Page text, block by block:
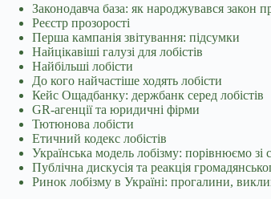
Законодавча база: як народжувався закон
Реєстр прозорості
Перша кампанія звітування: підсумки
Найцікавіші галузі для лобістів
Найбільші лобісти
До кого найчастіше ходять лобісти
Кейс Ощадбанку: держбанк серед лобістів
GR-агенції та юридичні фірми
Тютюнова лобісти
Етичний кодекс лобістів
Українська модель лобізму: порівнюємо
Публічна дискусія та реакція
Ринок лобізму в Україні: прогалини,